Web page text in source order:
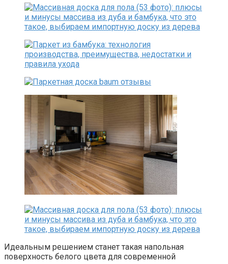
Идеальным решением станет такая напольная
поверхность белого цвета для современной